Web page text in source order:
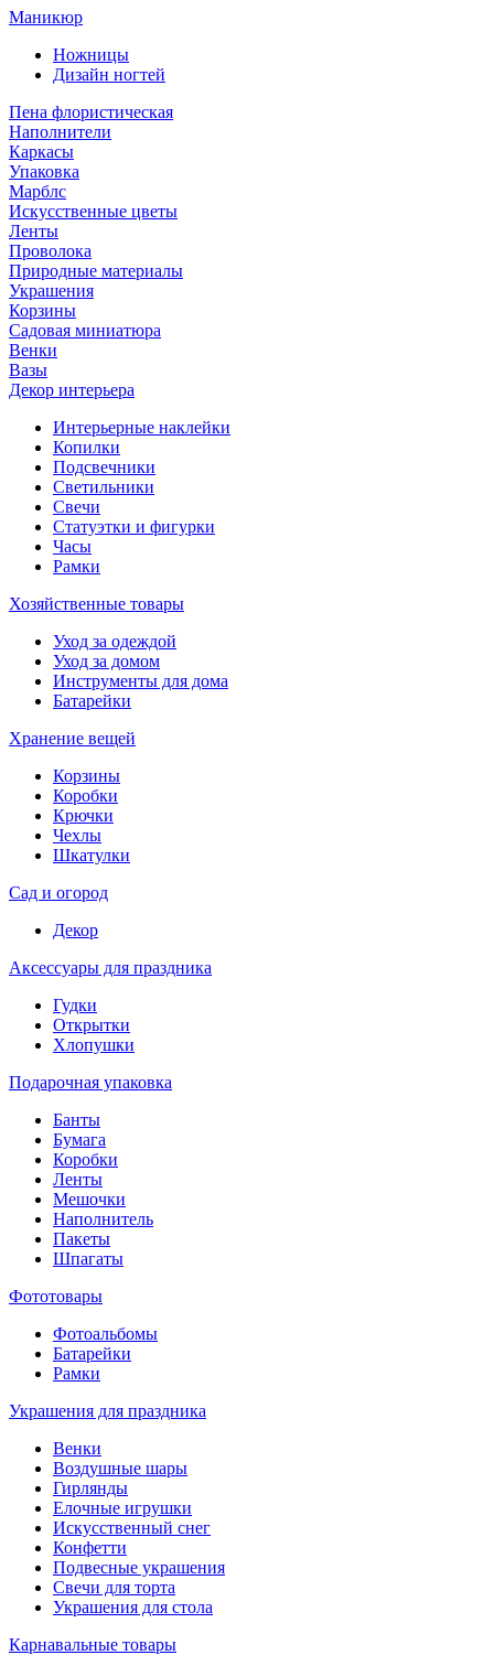
Маникюр
Ножницы
Дизайн ногтей
Пена флористическая
Наполнители
Каркасы
Упаковка
Марблс
Искусственные цветы
Ленты
Проволока
Природные материалы
Украшения
Корзины
Садовая миниатюра
Венки
Вазы
Декор интерьера
Интерьерные наклейки
Копилки
Подсвечники
Светильники
Свечи
Статуэтки и фигурки
Часы
Рамки
Хозяйственные товары
Уход за одеждой
Уход за домом
Инструменты для дома
Батарейки
Хранение вещей
Корзины
Коробки
Крючки
Чехлы
Шкатулки
Сад и огород
Декор
Аксессуары для праздника
Гудки
Открытки
Хлопушки
Подарочная упаковка
Банты
Бумага
Коробки
Ленты
Мешочки
Наполнитель
Пакеты
Шпагаты
Фототовары
Фотоальбомы
Батарейки
Рамки
Украшения для праздника
Венки
Воздушные шары
Гирлянды
Елочные игрушки
Искусственный снег
Конфетти
Подвесные украшения
Свечи для торта
Украшения для стола
Карнавальные товары